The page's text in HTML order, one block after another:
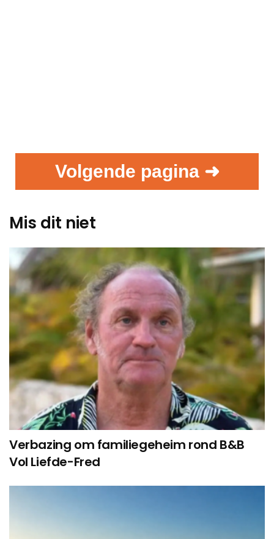
Volgende pagina ➜
Mis dit niet
Verbazing om familiegeheim rond B&B
Vol Liefde-Fred